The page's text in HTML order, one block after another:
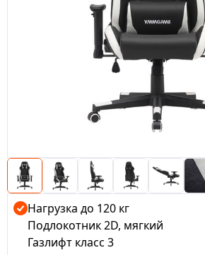
Нагрузка до 120 кг
Подлокотник 2D, мягкий
Газлифт класс 3